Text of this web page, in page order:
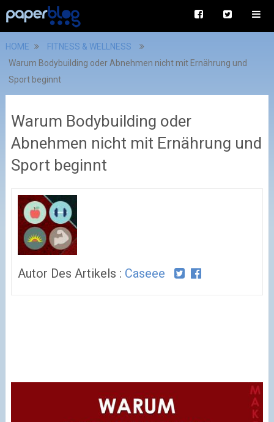
HOME
FITNESS & WELLNESS
Warum Bodybuilding oder Abnehmen nicht mit Ernährung und
Sport beginnt
Warum Bodybuilding oder
Abnehmen nicht mit Ernährung und
Sport beginnt
Autor Des Artikels : Caseee